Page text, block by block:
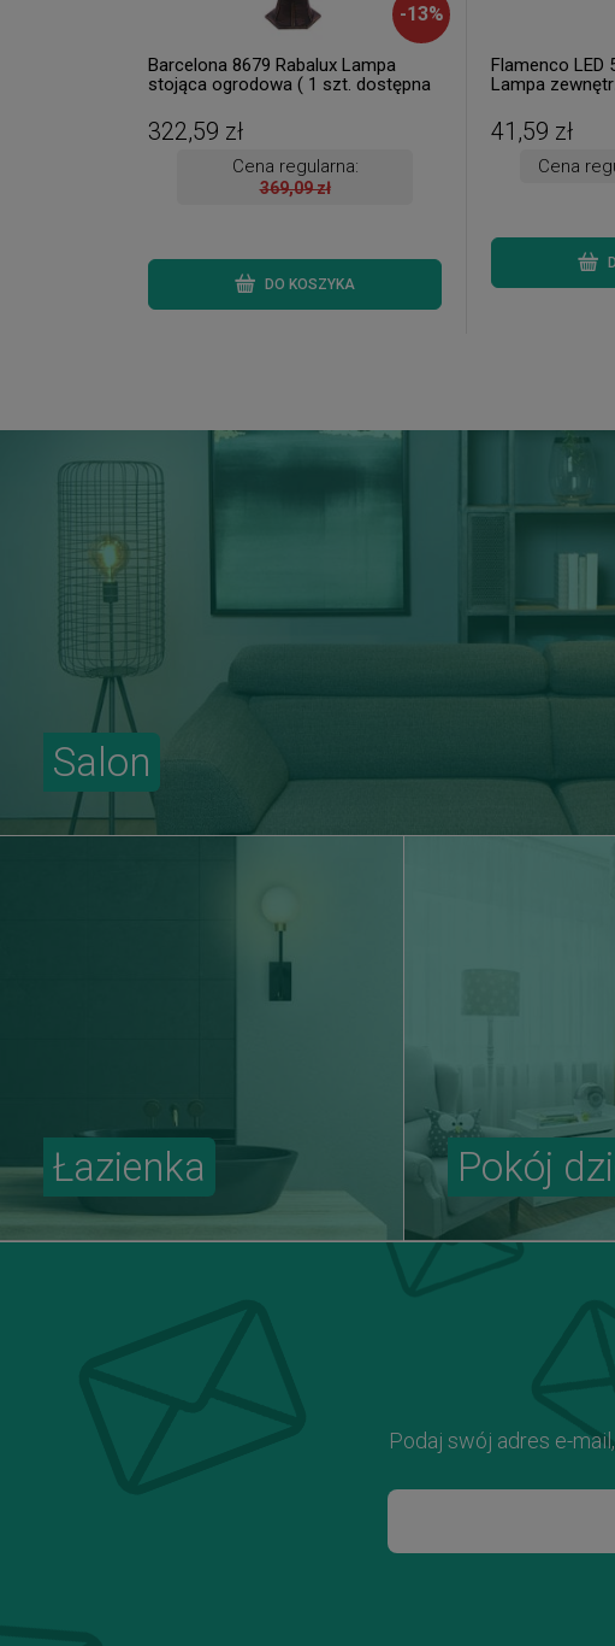
-13%
Barcelona 8679 Rabalux Lampa
stojąca ogrodowa ( 1 szt. dostępna
322,59 zł
Cena regularna:
369,09 zł
DO KOSZYKA
Flamenco LED
Lampa
41,59 zł
Cena
Salon
Łazienka Pokój
Podaj swój adres e-